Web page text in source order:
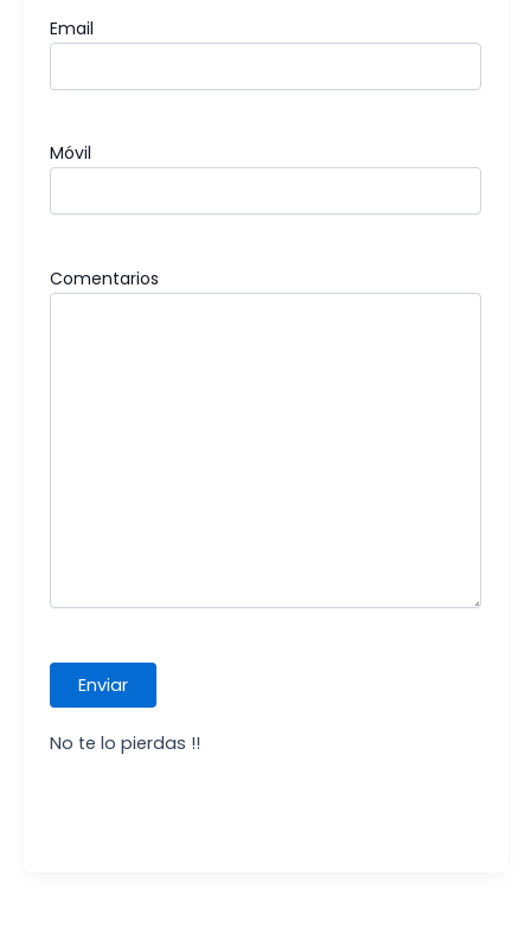
Email
Móvil
Comentarios
No te lo pierdas !!